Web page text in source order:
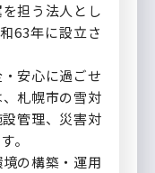
担う法人とし
63年に設立さ
安心に過ごせ
札幌市の雪対
管理、災害対
。
の構築・運用